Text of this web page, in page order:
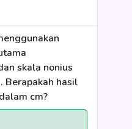
skala nonius
Berapakah hasil
cm?